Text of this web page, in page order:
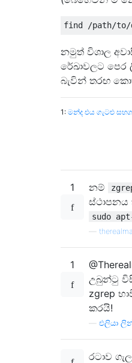
නමුත් විශාල
රේඛාවලට
බැවින් තරඟ
1: මන්ද එය ගැටළු
1 නම්
ස්ථාපනය
sudo
1
උබුන්ටු
zgrep
කරයි!
එලියා
රටාව